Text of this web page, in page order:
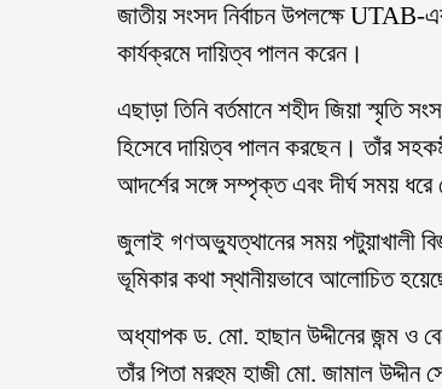
জাতীয় সংসদ নির্বাচন উপলক্ষে UTAB-এর
কার্যক্রমে দায়িত্ব পালন করেন।
এছাড়া তিনি বর্তমানে শহীদ জিয়া স্মৃতি
হিসেবে দায়িত্ব পালন করছেন। তাঁর
আদর্শের সঙ্গে সম্পৃক্ত এবং দীর্ঘ সময়
জুলাই গণঅভ্যুত্থানের সময় পটুয়াখালী
ভূমিকার কথা স্থানীয়ভাবে আলোচিত
অধ্যাপক ড. মো. হাছান উদ্দীনের জন্ম ও
তাঁর পিতা মরহুম হাজী মো. জামাল উদ্দীন